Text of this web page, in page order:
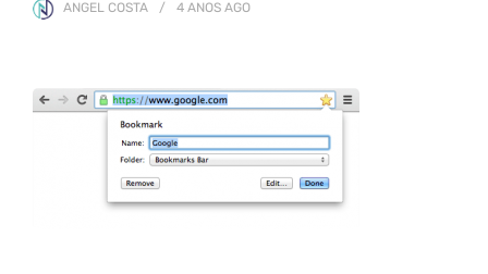
ANGEL COSTA 4 ANOS AGO